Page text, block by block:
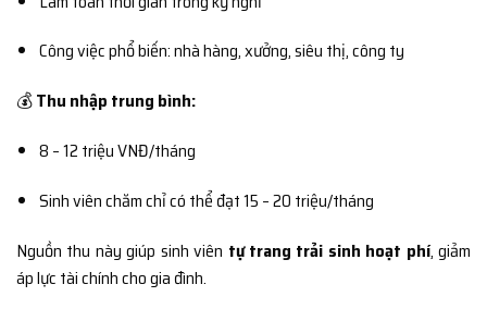
Công việc phổ biến: nhà hàng, xưởng, siêu thị, công ty
💰Thu nhập trung bình:
8 – 12 triệu VNĐ/tháng
Sinh viên chăm chỉ có thể đạt 15 – 20 triệu/tháng
Nguồn thu này giúp sinh viên tự trang trải sinh hoạt phí, giảm
áp lực tài chính cho gia đình.